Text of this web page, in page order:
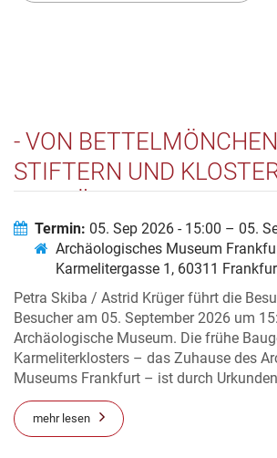
- VON
STIFTERN UND
VON
KLOSTER
Termin: 05. Sep 2026 - 15:00 – 05.
Archäologisches Museum
Karmelitergasse 1, 60311
Petra Skiba / Astrid Krüger führt die
Besucher am 05. September 2026 um
Archäologische Museum. Die frühe
Karmeliterklosters – das Zuhause des
Museums Frankfurt – ist durch
mehr lesen